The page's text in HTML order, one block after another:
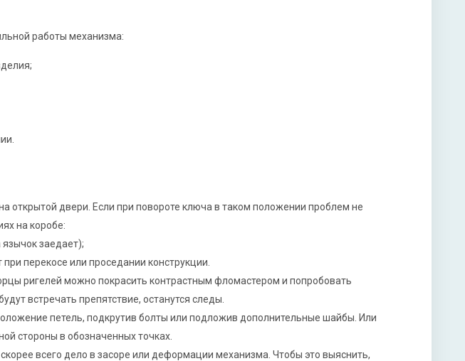
работы механизма:
открытой двери. Если при повороте ключа в таком положении проблем не
на коробе:
заедает);
перекосе или проседании конструкции.
ригелей можно покрасить контрастным фломастером и попробовать
встречать препятствие, останутся следы.
петель, подкрутив болты или подложив дополнительные шайбы. Или
стороны в обозначенных точках.
всего дело в засоре или деформации механизма. Чтобы это выяснить,